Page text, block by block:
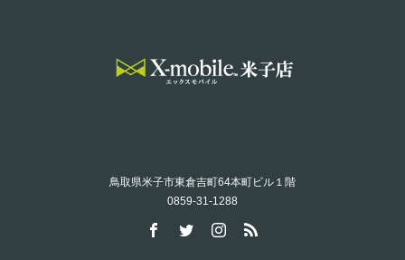
鳥取県米子市東倉吉町64本町ビル１階
0859-31-1288